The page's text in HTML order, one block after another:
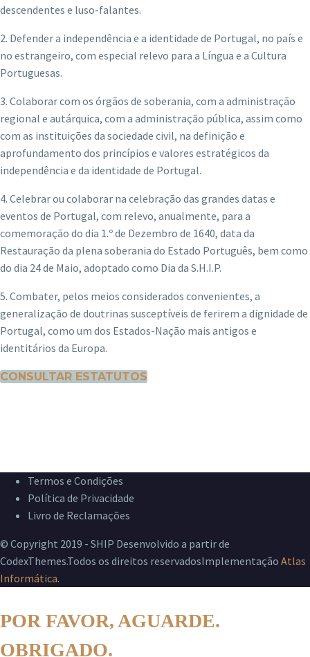
descendentes e luso-falantes.
2. Defender a independência e a identidade de Portugal, no país e
no estrangeiro, com especial relevo para a Língua e a Cultura
Portuguesas.
3. Colaborar com os órgãos de soberania, com a administração
regional e autárquica, com a administração pública, assim como
com as instituições da sociedade civil, na definição e
aprofundamento dos princípios e valores estratégicos da
independência e da identidade de Portugal.
4. Celebrar ou colaborar na celebração das grandes datas e
eventos de Portugal, com relevo, anualmente, para a
comemoração do dia 1.º de Dezembro de 1640, data da
Restauração da plena soberania do Estado Português, bem como
do dia 24 de Maio, adoptado como Dia da S.H.I.P.
5. Combater, pelos meios considerados convenientes, a
generalização de doutrinas susceptíveis de ferirem a dignidade de
Portugal, como um dos Estados-Nação mais antigos e
identitários da Europa.
CONSULTAR ESTATUTOS
Termos e Condições
Política de Privacidade
Livro de Reclamações
© Copyright 2019 - SHIP Desenvolvido a partir de
CodexThemes.Todos os direitos reservadosImplementação Atlas
Informática.
POR FAVOR, AGUARDE.
OBRIGADO.